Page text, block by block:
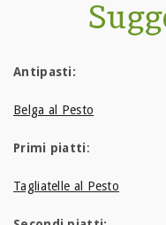
Antipasti:
Belga al Pesto
Primi piatti:
Tagliatelle al Pesto